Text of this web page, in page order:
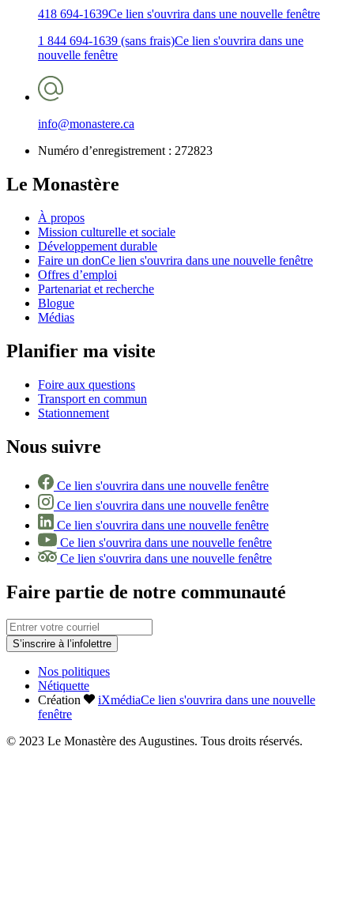
418 694-1639Ce lien s'ouvrira dans une nouvelle fenêtre
1 844 694-1639 (sans frais)Ce lien s'ouvrira dans une
nouvelle fenêtre
info@monastere.ca
Numéro d’enregistrement : 272823
Le Monastère
À propos
Mission culturelle et sociale
Développement durable
Faire un donCe lien s'ouvrira dans une nouvelle fenêtre
Offres d’emploi
Partenariat et recherche
Blogue
Médias
Planifier ma visite
Foire aux questions
Transport en commun
Stationnement
Nous suivre
Ce lien s'ouvrira dans une nouvelle fenêtre
Ce lien s'ouvrira dans une nouvelle fenêtre
Ce lien s'ouvrira dans une nouvelle fenêtre
Ce lien s'ouvrira dans une nouvelle fenêtre
Ce lien s'ouvrira dans une nouvelle fenêtre
Faire partie de notre communauté
S’inscrire à l’infolettre
Nos politiques
Nétiquette
Création
iXmédiaCe lien s'ouvrira dans une nouvelle
fenêtre
© 2023 Le Monastère des Augustines. Tous droits réservés.